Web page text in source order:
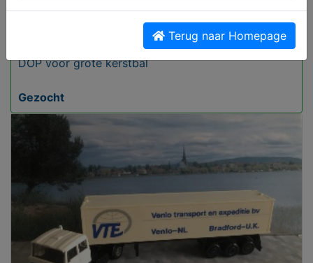
DOP voor grote kerstbal
Gezocht
Terug naar Homepage